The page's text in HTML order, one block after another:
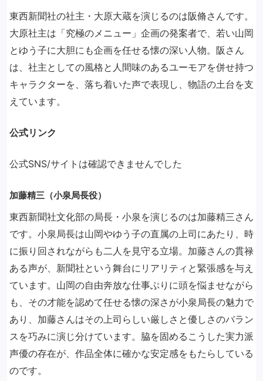
東西新聞社の社主・大原大蔵を演じるのは阪脩さんです。
大原社主は「究極のメニュー」企画の発案者で、若い山岡
とゆう子に大胆にも企画を任せる懐の深い人物。阪さん
は、社主としての風格と人間味のあるユーモアを併せ持つ
キャラクターを、落ち着いた声で表現し、物語の土台を支
えています。
公式リンク
公式SNS/サイトは確認できませんでした
加藤精三（小泉局長役）
東西新聞社文化部の局長・小泉を演じるのは加藤精三さん
です。小泉局長は山岡やゆう子の直属の上司にあたり、時
に振り回されながらも二人を見守る立場。加藤さんの貫禄
ある声が、新聞社という舞台にリアリティと緊張感を与え
ています。山岡の自由奔放な仕事ぶりに頭を悩ませながら
も、その才能を認めて任せる懐の深さが小泉局長の魅力で
あり、加藤さんはその上司らしい厳しさと優しさのバラン
スを巧みに演じ分けています。脇を固めるこうした実力派
声優の存在が、作品全体に確かな安定感をもたらしている
のです。